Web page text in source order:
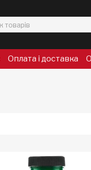
Оплата і доставка